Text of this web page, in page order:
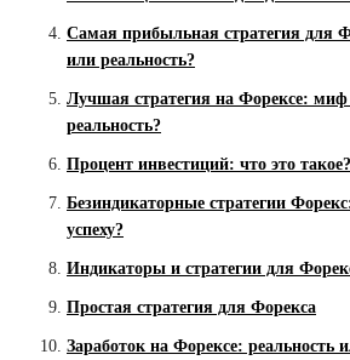
Самая прибыльная стратегия для
или реальность?
Лучшая стратегия на Форексе:
реальность?
Процент инвестиций: что это такое?
Безиндикаторные стратегии
успеху?
Индикаторы и стратегии для
Простая стратегия для Форекса
Заработок на Форексе: реальность